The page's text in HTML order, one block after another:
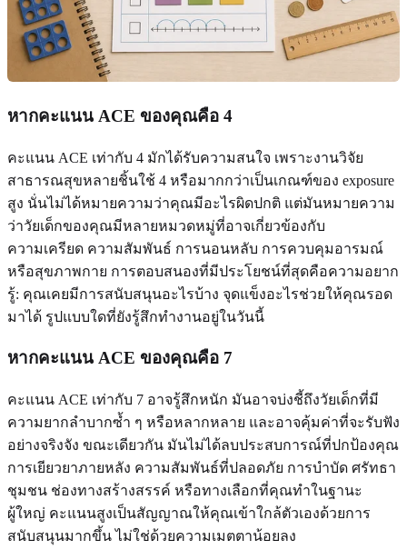
หากคะแนน ACE ของคุณคือ 4
คะแนน ACE เท่ากับ 4 มักได้รับความสนใจ เพราะงานวิจัย
สาธารณสุขหลายชิ้นใช้ 4 หรือมากกว่าเป็นเกณฑ์ของ exposure
สูง นั่นไม่ได้หมายความว่าคุณมีอะไรผิดปกติ แต่มันหมายความ
ว่าวัยเด็กของคุณมีหลายหมวดหมู่ที่อาจเกี่ยวข้องกับ
ความเครียด ความสัมพันธ์ การนอนหลับ การควบคุมอารมณ์
หรือสุขภาพกาย การตอบสนองที่มีประโยชน์ที่สุดคือความอยาก
รู้: คุณเคยมีการสนับสนุนอะไรบ้าง จุดแข็งอะไรช่วยให้คุณรอด
มาได้ รูปแบบใดที่ยังรู้สึกทำงานอยู่ในวันนี้
หากคะแนน ACE ของคุณคือ 7
คะแนน ACE เท่ากับ 7 อาจรู้สึกหนัก มันอาจบ่งชี้ถึงวัยเด็กที่มี
ความยากลำบากซ้ำ ๆ หรือหลากหลาย และอาจคุ้มค่าที่จะรับฟัง
อย่างจริงจัง ขณะเดียวกัน มันไม่ได้ลบประสบการณ์ที่ปกป้องคุณ
การเยียวยาภายหลัง ความสัมพันธ์ที่ปลอดภัย การบำบัด ศรัทธา
ชุมชน ช่องทางสร้างสรรค์ หรือทางเลือกที่คุณทำในฐานะ
ผู้ใหญ่ คะแนนสูงเป็นสัญญาณให้คุณเข้าใกล้ตัวเองด้วยการ
สนับสนุนมากขึ้น ไม่ใช่ด้วยความเมตตาน้อยลง